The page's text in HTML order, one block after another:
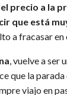
precio a la
que está
a fracasar
, vuelve a ser
que la parada
viajo en